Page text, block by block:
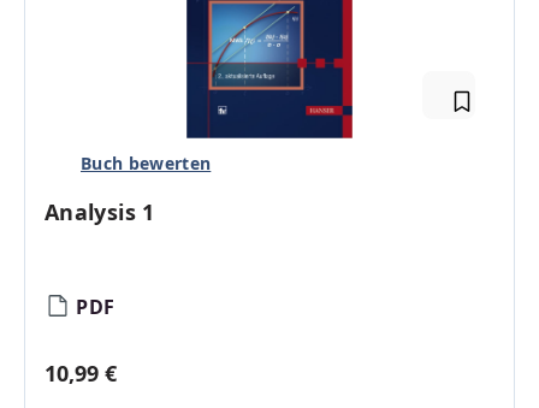
Buch bewerten
Analysis 1
PDF
Regulärer Preis:
10,99 €